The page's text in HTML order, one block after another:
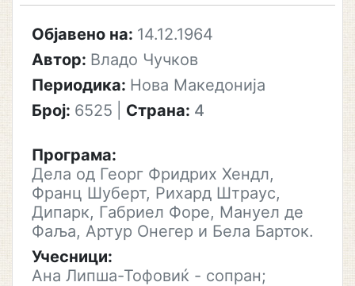
Објавено на: 14.12.1964
Автор: Владо Чучков
Периодика: Нова Македонија
Број: 6525 Страна: 4
Програма:
Дела од Георг Фридрих Хендл,
Франц Шуберт, Рихард Штраус,
Дипарк, Габриел Форе, Мануел де
Фаља, Артур Онегер и Бела Барток.
Учесници:
Ана Липша-Тофовиќ - сопран;